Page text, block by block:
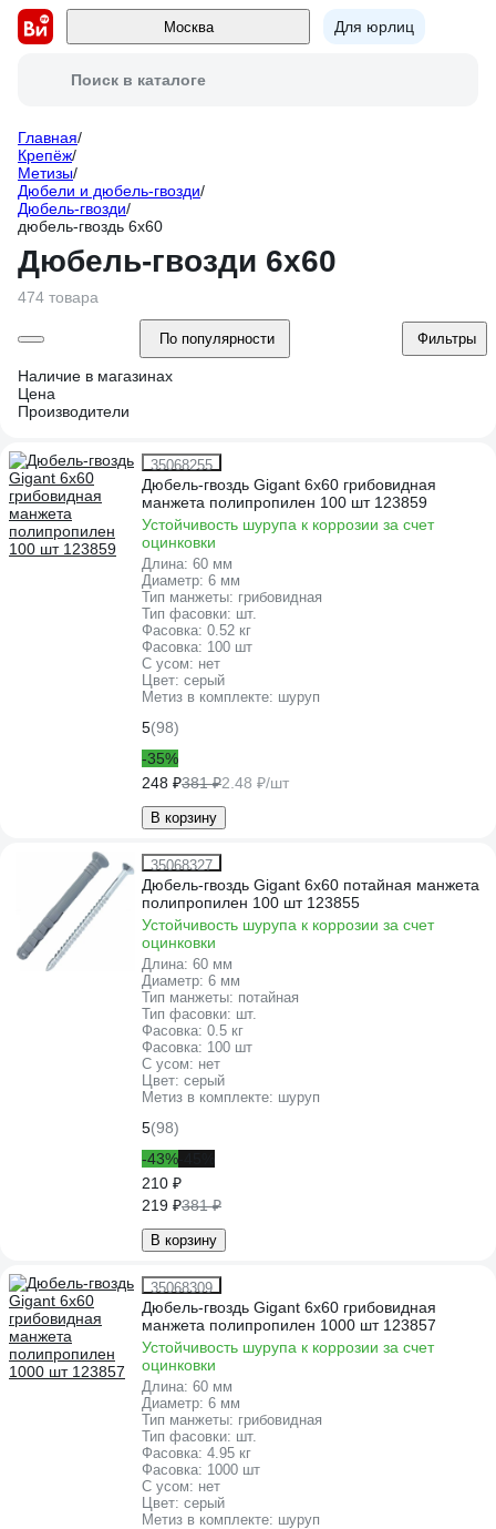
Москва Для юрлиц
Поиск в каталоге
Главная/
Крепёж/
Метизы/
Дюбели и дюбель-гвозди/
Дюбель-гвозди/
дюбель-гвоздь 6х60
Дюбель-гвозди 6х60
474 товара
По популярности Фильтры
Наличие в магазинах
Цена
Производители
35068255
Дюбель-гвоздь Gigant 6x60 грибовидная
манжета полипропилен 100 шт 123859
Устойчивость шурупа к коррозии за счет
оцинковки
Длина: 60 мм
Диаметр: 6 мм
Тип манжеты: грибовидная
Тип фасовки: шт.
Фасовка: 0.52 кг
Фасовка: 100 шт
С усом: нет
Цвет: серый
Метиз в комплекте: шуруп
5(98)
-35%
248 ₽381 ₽2.48 ₽/шт
В корзину
35068327
Дюбель-гвоздь Gigant 6x60 потайная манжета
полипропилен 100 шт 123855
Устойчивость шурупа к коррозии за счет
оцинковки
Длина: 60 мм
Диаметр: 6 мм
Тип манжеты: потайная
Тип фасовки: шт.
Фасовка: 0.5 кг
Фасовка: 100 шт
С усом: нет
Цвет: серый
Метиз в комплекте: шуруп
5(98)
-43%
210 ₽
219 ₽381 ₽
В корзину
35068309
Дюбель-гвоздь Gigant 6x60 грибовидная
манжета полипропилен 1000 шт 123857
Устойчивость шурупа к коррозии за счет
оцинковки
Длина: 60 мм
Диаметр: 6 мм
Тип манжеты: грибовидная
Тип фасовки: шт.
Фасовка: 4.95 кг
Фасовка: 1000 шт
С усом: нет
Цвет: серый
Метиз в комплекте: шуруп